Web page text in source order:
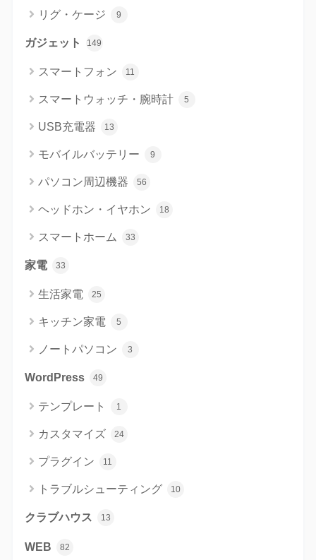
リグ・ケージ 9
ガジェット 149
スマートフォン 11
スマートウォッチ・腕時計 5
USB充電器 13
モバイルバッテリー 9
パソコン周辺機器 56
ヘッドホン・イヤホン 18
スマートホーム 33
家電 33
生活家電 25
キッチン家電 5
ノートパソコン 3
WordPress 49
テンプレート 1
カスタマイズ 24
プラグイン 11
トラブルシューティング 10
クラブハウス 13
WEB 82